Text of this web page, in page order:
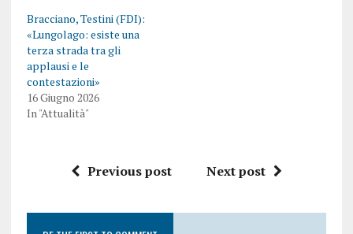
Bracciano, Testini (FDI):
«Lungolago: esiste una
terza strada tra gli
applausi e le
contestazioni»
16 Giugno 2026
In "Attualità"
Previous post Next post